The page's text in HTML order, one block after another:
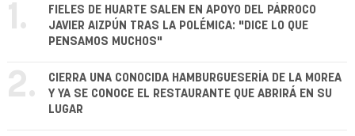
1.
FIELES DE HUARTE SALEN EN APOYO DEL PÁRROCO
JAVIER AIZPÚN TRAS LA POLÉMICA: "DICE LO QUE
PENSAMOS MUCHOS"
2.
CIERRA UNA CONOCIDA HAMBURGUESERÍA DE LA MOREA
Y YA SE CONOCE EL RESTAURANTE QUE ABRIRÁ EN SU
LUGAR